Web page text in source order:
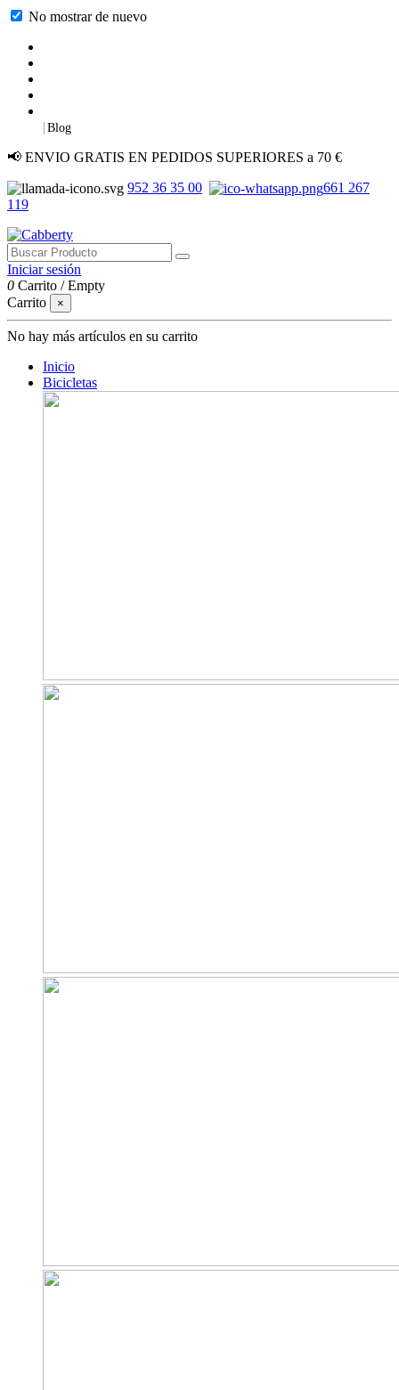
No mostrar de nuevo
|Blog
📢 ENVIO GRATIS EN PEDIDOS SUPERIORES a 70 €
952 36 35 00
661 267
119
Iniciar sesión
0 Carrito /Empty
Carrito
×
No hay más artículos en su carrito
Inicio
Bicicletas